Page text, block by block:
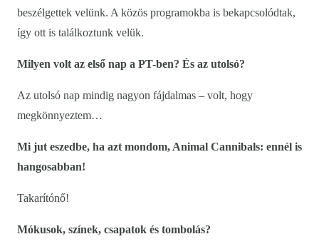
beszélgettek velünk. A közös programokba is bekapcsolódtak,
így ott is találkoztunk velük.
Milyen volt az első nap a PT-ben? És az utolsó?
Az utolsó nap mindig nagyon fájdalmas – volt, hogy
megkönnyeztem…
Mi jut eszedbe, ha azt mondom, Animal Cannibals: ennél is
hangosabban!
Takarítónő!
Mókusok, színek, csapatok és tombolás?